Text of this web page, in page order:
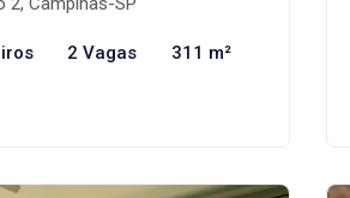
2 Vagas 311 m²